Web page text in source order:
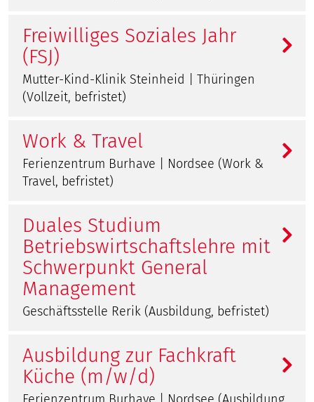
Freiwilliges Soziales Jahr
(FSJ)
Mutter-Kind-Klinik Steinheid | Thüringen
(Vollzeit, befristet)
Work & Travel
Ferienzentrum Burhave | Nordsee (Work &
Travel, befristet)
Duales Studium
Betriebswirtschaftslehre mit
Schwerpunkt General
Management
Geschäftsstelle Rerik (Ausbildung, befristet)
Ausbildung zur Fachkraft
Küche (m/w/d)